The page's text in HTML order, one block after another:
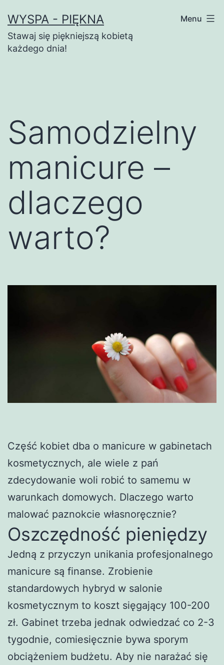
do
treści
WYSPA - PIĘKNA
Stawaj się piękniejszą kobietą
każdego dnia!
Menu
Samodzielny
manicure –
dlaczego
warto?
Część kobiet dba o manicure w gabinetach
kosmetycznych, ale wiele z pań
zdecydowanie woli robić to samemu w
warunkach domowych. Dlaczego warto
malować paznokcie własnoręcznie?
Oszczędność pieniędzy
Jedną z przyczyn unikania profesjonalnego
manicure są finanse. Zrobienie
standardowych hybryd w salonie
kosmetycznym to koszt sięgający 100-200
zł. Gabinet trzeba jednak odwiedzać co 2-3
tygodnie, comiesięcznie bywa sporym
obciążeniem budżetu. Aby nie narażać się